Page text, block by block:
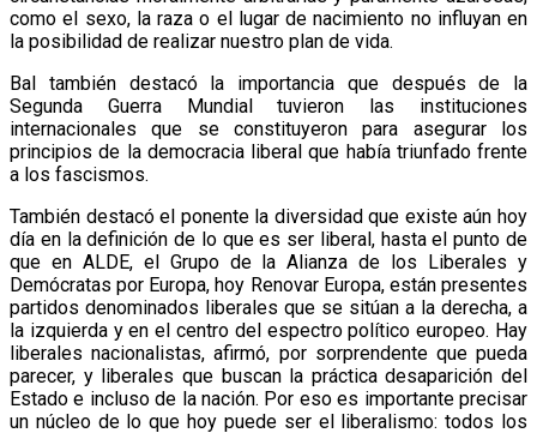
como el sexo, la raza o el lugar de nacimiento no influyan en
la posibilidad de realizar nuestro plan de vida.
Bal también destacó la importancia que después de la
Segunda Guerra Mundial tuvieron las instituciones
internacionales que se constituyeron para asegurar los
principios de la democracia liberal que había triunfado frente
a los fascismos.
También destacó el ponente la diversidad que existe aún hoy
día en la definición de lo que es ser liberal, hasta el punto de
que en ALDE, el Grupo de la Alianza de los Liberales y
Demócratas por Europa, hoy Renovar Europa, están presentes
partidos denominados liberales que se sitúan a la derecha, a
la izquierda y en el centro del espectro político europeo. Hay
liberales nacionalistas, afirmó, por sorprendente que pueda
parecer, y liberales que buscan la práctica desaparición del
Estado e incluso de la nación. Por eso es importante precisar
un núcleo de lo que hoy puede ser el liberalismo: todos los